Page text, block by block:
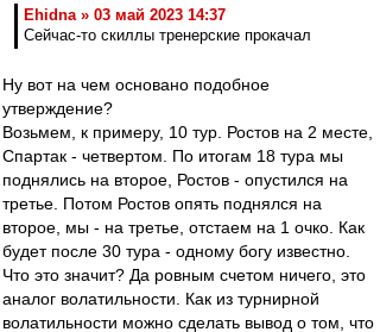
Ehidna » 03 май 2023 14:37
Сейчас-то скиллы тренерские прокачал
Ну вот на чем основано подобное
утверждение?
Возьмем, к примеру, 10 тур. Ростов на 2 месте,
Спартак - четвертом. По итогам 18 тура мы
поднялись на второе, Ростов - опустился на
третье. Потом Ростов опять поднялся на
второе, мы - на третье, отстаем на 1 очко. Как
будет после 30 тура - одному богу известно.
Что это значит? Да ровным счетом ничего, это
аналог волатильности. Как из турнирной
волатильности можно сделать вывод о том, что